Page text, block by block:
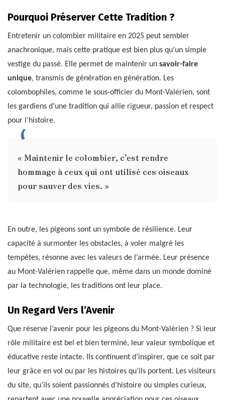
Pourquoi Préserver Cette Tradition ?
Entretenir un colombier militaire en 2025 peut sembler
anachronique, mais cette pratique est bien plus qu’un simple
vestige du passé. Elle permet de maintenir un savoir-faire
unique, transmis de génération en génération. Les
colombophiles, comme le sous-officier du Mont-Valérien, sont
les gardiens d’une tradition qui allie rigueur, passion et respect
pour l’histoire.
« Maintenir le colombier, c’est rendre
hommage à ceux qui ont utilisé ces oiseaux
pour sauver des vies. »
En outre, les pigeons sont un symbole de résilience. Leur
capacité à surmonter les obstacles, à voler malgré les
tempêtes, résonne avec les valeurs de l’armée. Leur présence
au Mont-Valérien rappelle que, même dans un monde dominé
par la technologie, les traditions ont leur place.
Un Regard Vers l’Avenir
Que réserve l’avenir pour les pigeons du Mont-Valérien ? Si leur
rôle militaire est bel et bien terminé, leur valeur symbolique et
éducative reste intacte. Ils continuent d’inspirer, que ce soit par
leur grâce en vol ou par les histoires qu’ils portent. Les visiteurs
du site, qu’ils soient passionnés d’histoire ou simples curieux,